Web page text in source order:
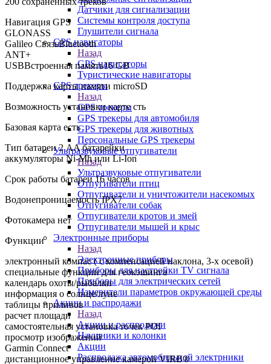
Датчики для сигнализации
Системы контроля доступа
Глушители сигнала
GPS навигаторы
Назад
GPS навигаторы
Туристические навигаторы
GPS трекеры
Назад
GPS трекеры
GPS трекеры для автомобиля
GPS трекеры для животных
Персональные GPS трекеры
Ультразвуковые отпугиватели
Назад
Ультразвуковые отпугиватели
Отпугиватели птиц
Отпугиватели и уничтожители насекомых
Отпугиватели собак
Отпугиватели кротов и змей
Отпугиватели мышей и крыс
Электронные приборы
Назад
Электронные приборы
Приборы для настройки TV сигнала
Приборы для электрических сетей
Измерители параметров окружающей среды
Акции и распродажи
Назад
Акции и распродажи
Наушники и колонки
Акции
Распродажа автомобильной электрники
Навигация GPS
GLONASS
Galileo СвязьBluetooth
ANT+
USBВстроенная память16 GB
Поддержка карты памяти microSD
Возможность установки карте сть
Базовая карта есть
Тип батареи 2 AA батарейки
аккумуляторы Ni-Mh или Li-Ion
Срок работы батареи 16 часов
Водонепроницаемость IPX7
Фотокамера нет
Функции
электронный компас ( с компенсацией наклона, 3-х осевой)
специальные функции для геокэшинга
календарь охоты/рыбалки
информация о солнце/луне
таблицы приливов
расчет площади
самостоятельная установка точек POI
просмотр изображений
Garmin Connect
дистанционное управление камерой VIRB®